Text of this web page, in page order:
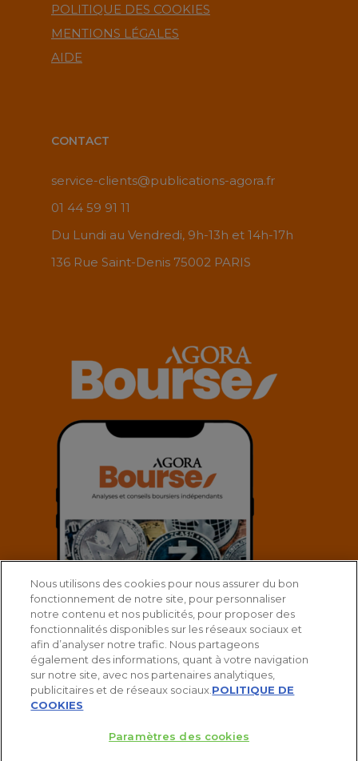
POLITIQUE DES COOKIES
MENTIONS LÉGALES
AIDE
CONTACT
service-clients@publications-agora.fr
01 44 59 91 11
Du Lundi au Vendredi, 9h-13h et 14h-17h
136 Rue Saint-Denis 75002 PARIS
© 2025 Agora Bourse
facebook
linkedinyoutubespotify
Nous utilisons des cookies pour nous assurer du bon
fonctionnement de notre site, pour personnaliser
notre contenu et nos publicités, pour proposer des
fonctionnalités disponibles sur les réseaux sociaux et
afin d’analyser notre trafic. Nous partageons
également des informations, quant à votre navigation
sur notre site, avec nos partenaires analytiques,
publicitaires et de réseaux sociaux. POLITIQUE DE
COOKIES
Paramètres des cookies